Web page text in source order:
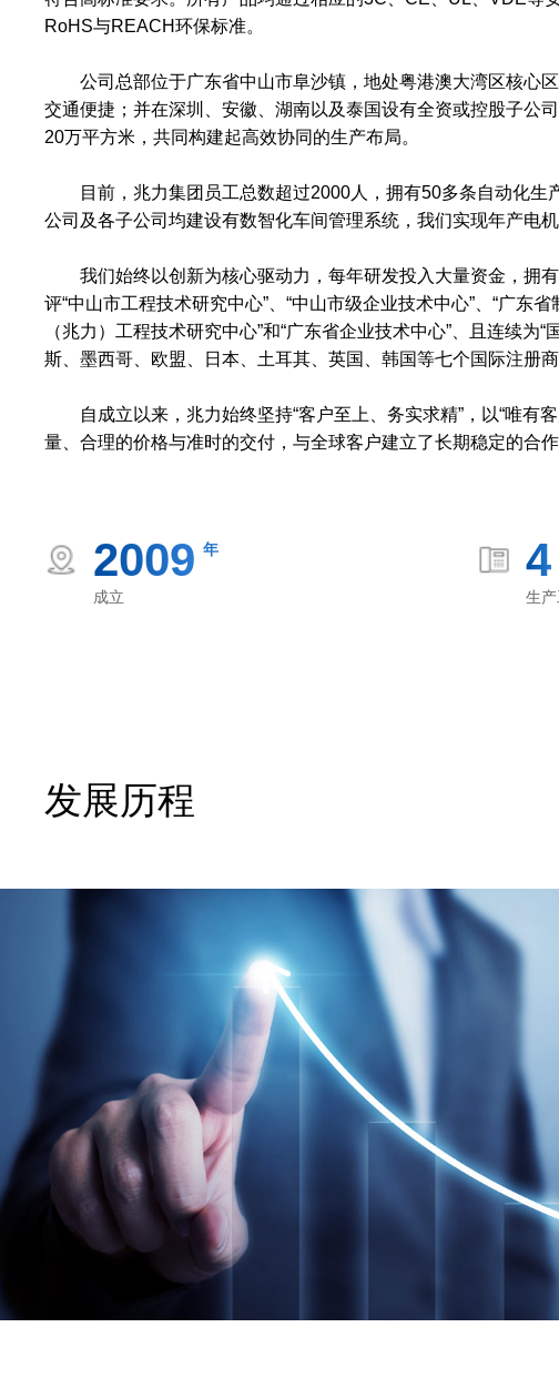
RoHS与REACH环保标准。
公司总部位于广东省中山市阜沙镇，地处粤港澳大湾区核心区
交通便捷；并在深圳、安徽、湖南以及泰国设有全资或控股子公
20万平方米，共同构建起高效协同的生产布局。
目前，兆力集团员工总数超过2000人，拥有50多条自动化生
公司及各子公司均建设有数智化车间管理系统，我们实现年产电
我们始终以创新为核心驱动力，每年研发投入大量资金，拥
评“中山市工程技术研究中心”、“中山市级企业技术中心”、“广东
（兆力）工程技术研究中心”和“广东省企业技术中心”、且连续
斯、墨西哥、欧盟、日本、土耳其、英国、韩国等七个国际注册商
自成立以来，兆力始终坚持“客户至上、务实求精”，以“唯有
量、合理的价格与准时的交付，与全球客户建立了长期稳定的合
2009 年
成立
4
生
发展历程